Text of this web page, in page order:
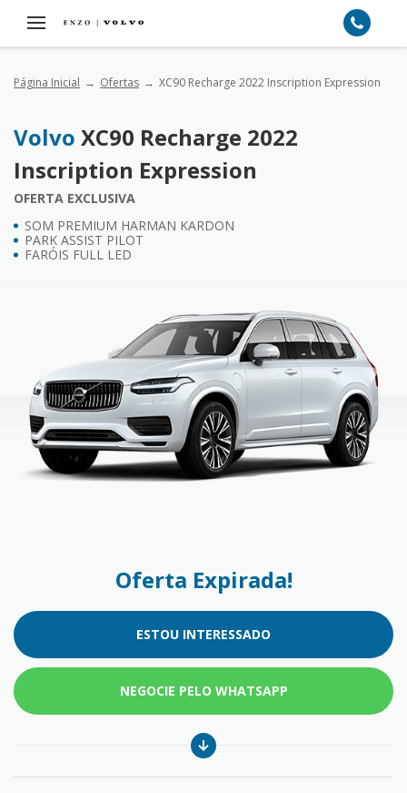
Página Inicial Ofertas XC90 Recharge 2022 Inscription Expression
Volvo XC90 Recharge 2022
Inscription Expression
OFERTA EXCLUSIVA
SOM PREMIUM HARMAN KARDON
PARK ASSIST PILOT
FARÓIS FULL LED
Oferta Expirada!
ESTOU INTERESSADO
NEGOCIE PELO WHATSAPP